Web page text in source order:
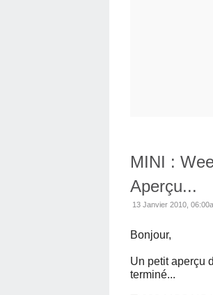
MINI :
Aperçu...
13 Janvier 2010,
Bonjour,
Un petit aperçu
terminé...